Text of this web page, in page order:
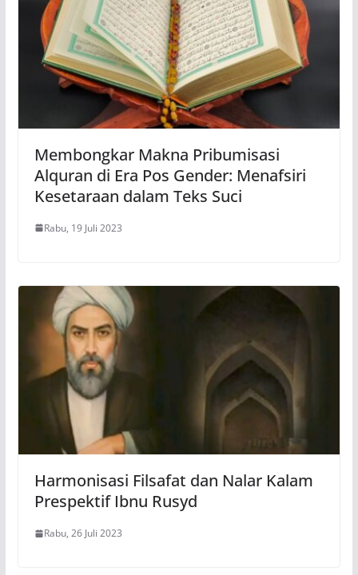
Membongkar Makna Pribumisasi
Alquran di Era Pos Gender: Menafsiri
Kesetaraan dalam Teks Suci
Rabu, 19 Juli 2023
Harmonisasi Filsafat dan Nalar Kalam
Prespektif Ibnu Rusyd
Rabu, 26 Juli 2023